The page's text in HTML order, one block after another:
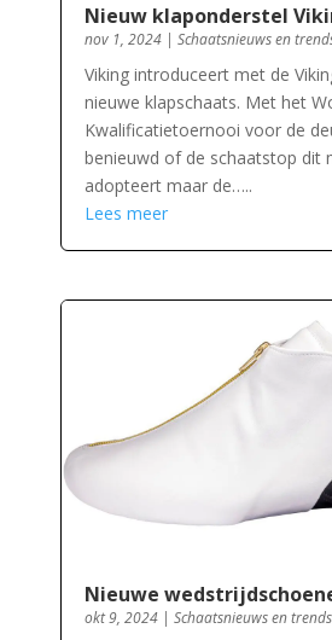
Nieuw klaponderstel
nov 1, 2024| Schaatsnieuws en
Viking introduceert met de
nieuwe klapschaats. Met het
Kwalificatietoernooi voor de
benieuwd of de schaatstop dit
adopteert maar de…..
Lees meer
Nieuwe
okt 9, 2024| Schaatsnieuws en trends